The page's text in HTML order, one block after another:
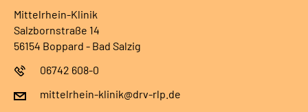
Mittelrhein-Klinik
Salzbornstraße 14
56154 Boppard - Bad Salzig
06742 608-0
mittelrhein-klinik@drv-rlp.de